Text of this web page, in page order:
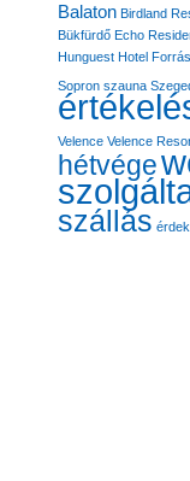
Balaton Birdland
Bükfürdő Echo
Hunguest Hotel Forrás
Sopron szauna
Velence Velence
hétvége
szállás